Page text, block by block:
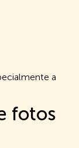
a
fotos